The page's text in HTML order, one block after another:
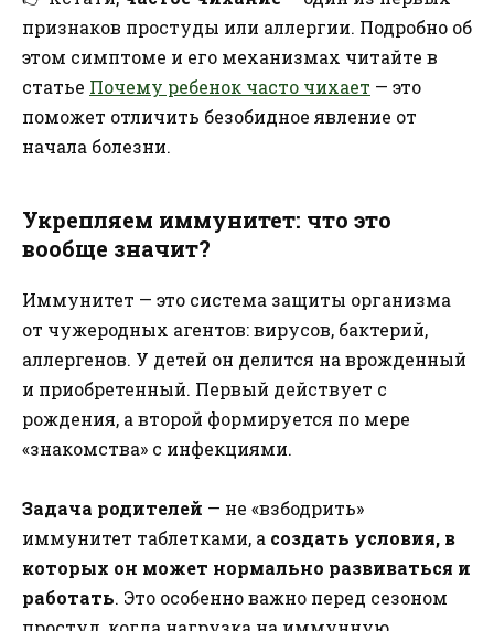
признаков простуды или аллергии. Подробно об
этом симптоме и его механизмах читайте в
статье Почему ребенок часто чихает — это
поможет отличить безобидное явление от
начала болезни.
Укрепляем иммунитет: что это
вообще значит?
Иммунитет — это система защиты организма
от чужеродных агентов: вирусов, бактерий,
аллергенов. У детей он делится на врожденный
и приобретенный. Первый действует с
рождения, а второй формируется по мере
«знакомства» с инфекциями.
Задача родителей — не «взбодрить»
иммунитет таблетками, а создать условия, в
которых он может нормально развиваться и
работать. Это особенно важно перед сезоном